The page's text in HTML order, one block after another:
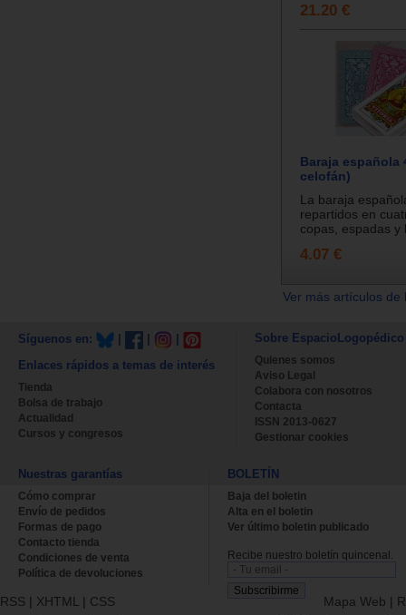
21.20 €
Baraja española
celofán)
La baraja
repartidos en
copas, espadas y
4.07 €
Ver más artículos
Síguenos en:
Enlaces rápidos a temas de interés
Tienda
Bolsa de trabajo
Actualidad
Cursos y congresos
Sobre EspacioLogopédico
Quienes somos
Aviso Legal
Colabora con nosotros
Contacta
ISSN 2013-0627
Gestionar cookies
Nuestras garantías
Cómo comprar
Envío de pedidos
Formas de pago
Contacto tienda
Condiciones de venta
Política de devoluciones
BOLETÍN
Baja del boletin
Alta en el boletin
Ver último boletin publicado
Recibe nuestro boletín quincenal.
RSS | XHTML | CSS Mapa Web |